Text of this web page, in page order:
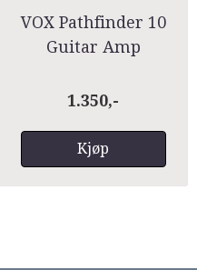
VOX Pathfinder 10
Guitar Amp
1.350,-
Kjøp